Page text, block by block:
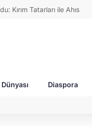
Tatarları ile Ahıska
0,0018
6.534,87
Diaspora